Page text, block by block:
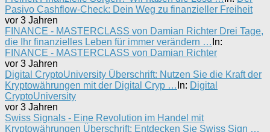
Pasivo Cashflow-Check: Dein Weg zu finanzieller Freiheit
vor 3 Jahren
FINANCE - MASTERCLASS von Damian Richter Drei Tage,
die Ihr finanzielles Leben für immer verändern … In:
FINANCE - MASTERCLASS von Damian Richter
vor 3 Jahren
Digital CryptoUniversity Überschrift: Nutzen Sie die Kraft der
Kryptowährungen mit der Digital Cryp … In: Digital
CryptoUniversity
vor 3 Jahren
Swiss Signals - Eine Revolution im Handel mit
Kryptowährungen Überschrift: Entdecken Sie Swiss Sign …